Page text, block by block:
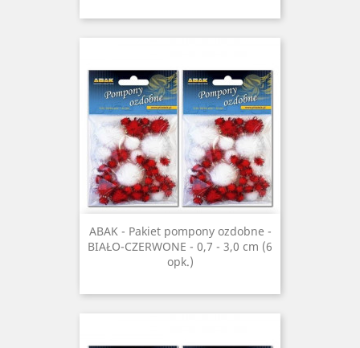
ABAK - Pakiet pompony ozdobne -
BIAŁO-CZERWONE - 0,7 - 3,0 cm (6
opk.)